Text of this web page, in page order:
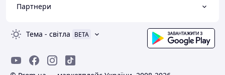
Партнери
Тема - світла BETA